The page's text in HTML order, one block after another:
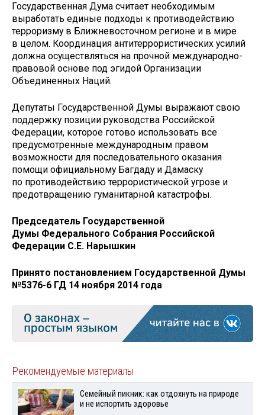
Государственная Дума считает необходимым
выработать единые подходы к противодействию
терроризму в Ближневосточном регионе и в мире
в целом. Координация антитеррористических усилий
должна осуществляться на прочной международно-
правовой основе под эгидой Организации
Объединенных Наций.
Депутаты Государственной Думы выражают свою
поддержку позиции руководства Российской
Федерации, которое готово использовать все
предусмотренные международным правом
возможности для последовательного оказания
помощи официальному Багдаду и Дамаску
по противодействию террористической угрозе и
предотвращению гуманитарной катастрофы.
Председатель Государственной
Думы Федерального Собрания Российской
Федерации С.Е. Нарышкин
Принято постановлением Государственной Думы
№5376-6 ГД 14 ноября 2014 года
Рекомендуемые материалы
Семейный пикник: как отдохнуть на природе
и не испортить здоровье